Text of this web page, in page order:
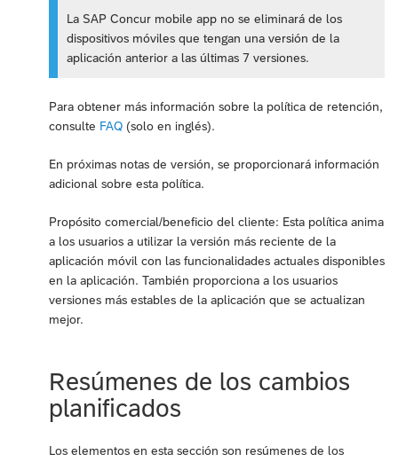
La SAP Concur mobile app no se eliminará de los
dispositivos móviles que tengan una versión de la
aplicación anterior a las últimas 7 versiones.
Para obtener más información sobre la política de retención,
consulte FAQ (solo en inglés).
En próximas notas de versión, se proporcionará información
adicional sobre esta política.
Propósito comercial/beneficio del cliente: Esta política anima
a los usuarios a utilizar la versión más reciente de la
aplicación móvil con las funcionalidades actuales disponibles
en la aplicación. También proporciona a los usuarios
versiones más estables de la aplicación que se actualizan
mejor.
Resúmenes de los cambios
planificados
Los elementos en esta sección son resúmenes de los